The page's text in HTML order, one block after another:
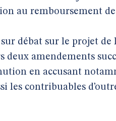
au remboursement
débat sur le projet de
deux amendements
en accusant
les contribuables